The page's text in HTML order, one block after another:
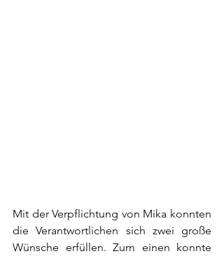
Mit der Verpflichtung von Mika konnten
die Verantwortlichen sich zwei große
Wünsche erfüllen. Zum einen konnte